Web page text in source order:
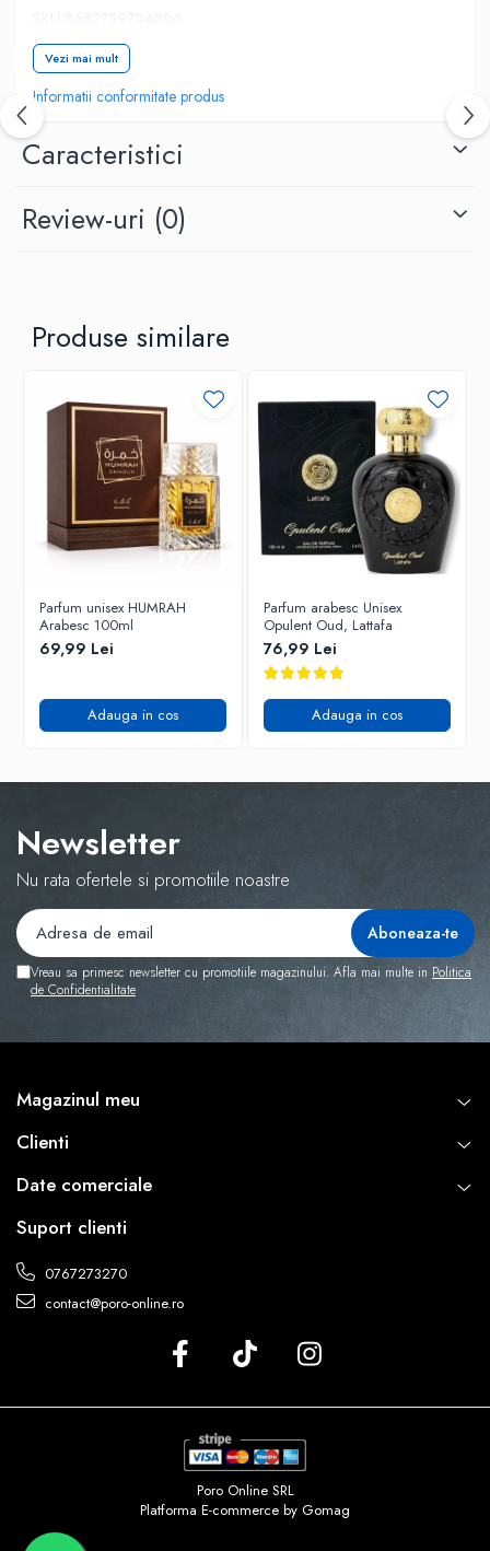
Categorii
Parfumuri femei
Brand
Comanda acum si lasa-te cucerit de aromele elegante!
Vezi mai mult
Informatii conformitate produs
Caracteristici
Review-uri (0)
Produse similare
Parfum unisex HUMRAH
Arabesc 100ml
69,99 Lei
Adauga in cos
Parfum arabesc Unisex
Opulent Oud, Lattafa
76,99 Lei
Adauga in cos
Newsletter
Nu rata ofertele si promotiile noastre
Vreau sa primesc newsletter cu promotiile magazinului. Afla mai multe in Politica
de Confidentialitate
Magazinul meu
Clienti
Date comerciale
Suport clienti
0767273270
contact@poro-online.ro
Poro Online SRL
Platforma E-commerce by Gomag